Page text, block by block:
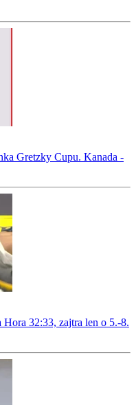
Gretzky Cupu. Kanada -
32:33, zajtra len o 5.-8.